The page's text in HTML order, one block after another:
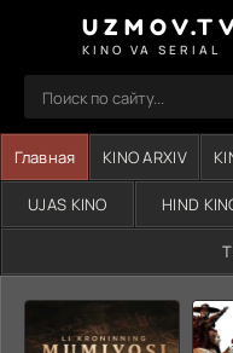
KINO VA SERIAL
Главная KINO ARXIV
UJAS KINO HIND